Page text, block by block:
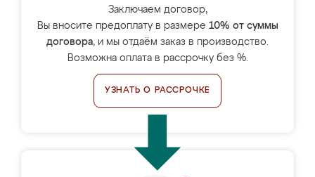
Заключаем договор,
Вы вносите предоплату в размере 10% от суммы
договора, и мы отдаём заказ в производство.
Возможна оплата в рассрочку без %.
УЗНАТЬ О РАССРОЧКЕ